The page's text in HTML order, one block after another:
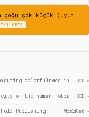
çok küçük (uyum
ORTA
colorfulness in
DOI ↗
of the human motor
DOI ↗
Publishing
WorldCat ↗